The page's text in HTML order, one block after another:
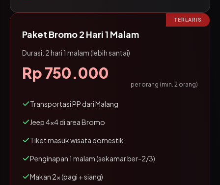
TERLARIS
Paket Bromo 2 Hari 1 Malam
Durasi: 2 hari 1 malam (lebih santai)
Rp 750.000
per orang (min. 2 orang)
Transportasi PP dari Malang
Jeep 4x4 di area Bromo
Tiket masuk wisata domestik
Penginapan 1 malam (sekamar ber-2/3)
Makan 2x (pagi + siang)